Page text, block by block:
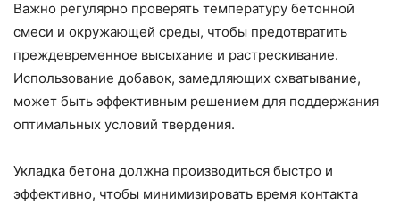
Важно регулярно проверять температуру бетонной
смеси и окружающей среды, чтобы предотвратить
преждевременное высыхание и растрескивание.
Использование добавок, замедляющих схватывание,
может быть эффективным решением для поддержания
оптимальных условий твердения.
Укладка бетона должна производиться быстро и
эффективно, чтобы минимизировать время контакта